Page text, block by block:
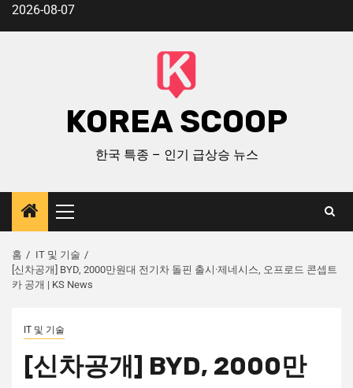
2026-08-07
KOREA SCOOP
한국 특종 – 인기 급상승 뉴스
홈
IT 및 기술
[신차공개] BYD, 2000만원대 전기차 돌핀 출시·제네시스, 오프로드 콘셉트
카 공개 | KS News
IT 및 기술
[신차공개] BYD, 2000만